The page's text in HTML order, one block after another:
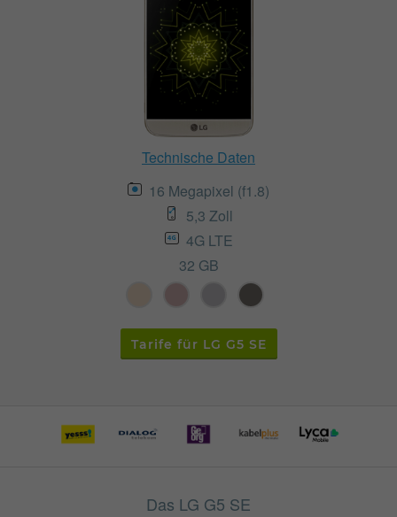
Technische Daten
16 Megapixel (f1.8)
5,3 Zoll
4G LTE
32 GB
Tarife für LG G5 SE
Das LG G5 SE